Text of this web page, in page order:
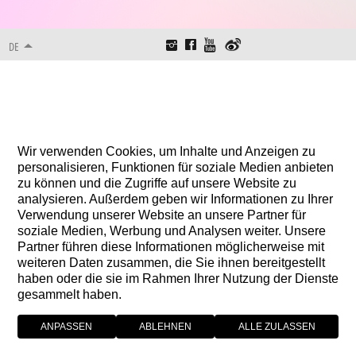
Wir verwenden Cookies, um Inhalte und Anzeigen zu
personalisieren, Funktionen für soziale Medien anbieten
zu können und die Zugriffe auf unsere Website zu
analysieren. Außerdem geben wir Informationen zu Ihrer
Verwendung unserer Website an unsere Partner für
soziale Medien, Werbung und Analysen weiter. Unsere
Partner führen diese Informationen möglicherweise mit
weiteren Daten zusammen, die Sie ihnen bereitgestellt
haben oder die sie im Rahmen Ihrer Nutzung der Dienste
gesammelt haben.
ANPASSEN ABLEHNEN ALLE ZULASSEN
DE